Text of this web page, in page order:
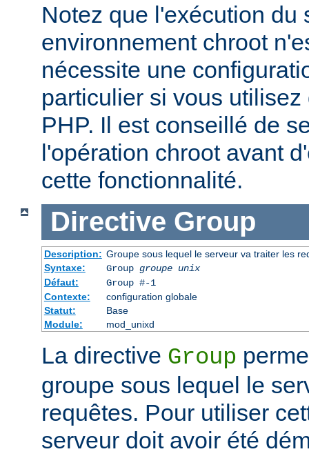
Notez que l'exécution du
environnement chroot
nécessite une
particulier si vous
PHP. Il est conseillé de
l'opération chroot avant
cette fonctionnalité.
Directive Group
Description: Groupe sous lequel le serveur va traiter les
Syntaxe:
Group groupe unix
Défaut:
Group #-1
Contexte:
configuration globale
Statut:
Base
Module:
mod_unixd
La directive Group
groupe sous lequel le
requêtes. Pour utiliser
serveur doit avoir été